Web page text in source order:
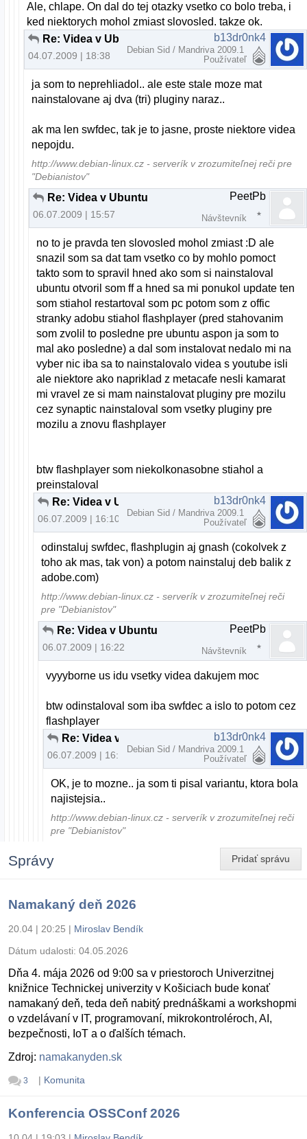
Ale, chlape. On dal do tej otazky vsetko co bolo treba, i
ked niektorych mohol zmiast slovosled. takze ok.
Re: Videa v Ubuntu
04.07.2009 | 18:38
b13dr0nk4
Debian Sid / Mandriva 2009.1
Používateľ
ja som to neprehliadol.. ale este stale moze mat
nainstalovane aj dva (tri) pluginy naraz..
ak ma len swfdec, tak je to jasne, proste niektore videa
nepojdu.
http://www.debian-linux.cz - serverík v zrozumiteľnej reči pre
"Debianistov"
Re: Videa v Ubuntu
06.07.2009 | 15:57
PeetPb
Návštevník
no to je pravda ten slovosled mohol zmiast :D ale
snazil som sa dat tam vsetko co by mohlo pomoct
takto som to spravil hned ako som si nainstaloval
ubuntu otvoril som ff a hned sa mi ponukol update ten
som stiahol restartoval som pc potom som z offic
stranky adobu stiahol flashplayer (pred stahovanim
som zvolil to posledne pre ubuntu aspon ja som to
mal ako posledne) a dal som instalovat nedalo mi na
vyber nic iba sa to nainstalovalo videa s youtube isli
ale niektore ako napriklad z metacafe nesli kamarat
mi vravel ze si mam nainstalovat pluginy pre mozilu
cez synaptic nainstaloval som vsetky pluginy pre
mozilu a znovu flashplayer
btw flashplayer som niekolkonasobne stiahol a
preinstaloval
Re: Videa v Ubuntu
06.07.2009 | 16:10
b13dr0nk4
Debian Sid / Mandriva 2009.1
Používateľ
odinstaluj swfdec, flashplugin aj gnash (cokolvek z
toho ak mas, tak von) a potom nainstaluj deb balik z
adobe.com)
http://www.debian-linux.cz - serverík v zrozumiteľnej reči
pre "Debianistov"
Re: Videa v Ubuntu
06.07.2009 | 16:22
PeetPb
Návštevník
vyyyborne us idu vsetky videa dakujem moc
btw odinstaloval som iba swfdec a islo to potom cez
flashplayer
Re: Videa v Ubuntu
06.07.2009 | 16:35
b13dr0nk4
Debian Sid / Mandriva 2009.1
Používateľ
OK, je to mozne.. ja som ti pisal variantu, ktora bola
najistejsia..
http://www.debian-linux.cz - serverík v zrozumiteľnej reči
pre "Debianistov"
Pridať správu
Správy
Namakaný deň 2026
20.04 | 20:25 | Miroslav Bendík
Dátum udalosti: 04.05.2026
Dňa 4. mája 2026 od 9:00 sa v priestoroch Univerzitnej
knižnice Technickej univerzity v Košiciach bude konať
namakaný deň, teda deň nabitý prednáškami a workshopmi
o vzdelávaní v IT, programovaní, mikrokontroléroch, AI,
bezpečnosti, IoT a o ďalších témach.
Zdroj: namakanyden.sk
3 | Komunita
Konferencia OSSConf 2026